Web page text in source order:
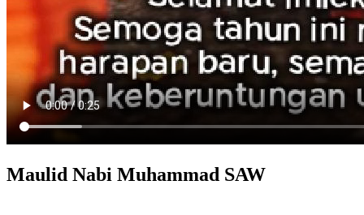
Maulid Nabi Muhammad SAW